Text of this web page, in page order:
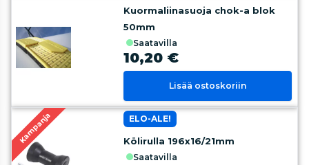
Kuormaliinasuoja chok-a blok
50mm
saatavilla
10,20 €
Lisää ostoskoriin
Kampanja ELO-ALE!
Kölirulla 196x16/21mm
saatavilla